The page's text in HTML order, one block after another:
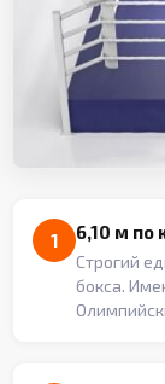
1 6,10 м по
Строгий
бокса.